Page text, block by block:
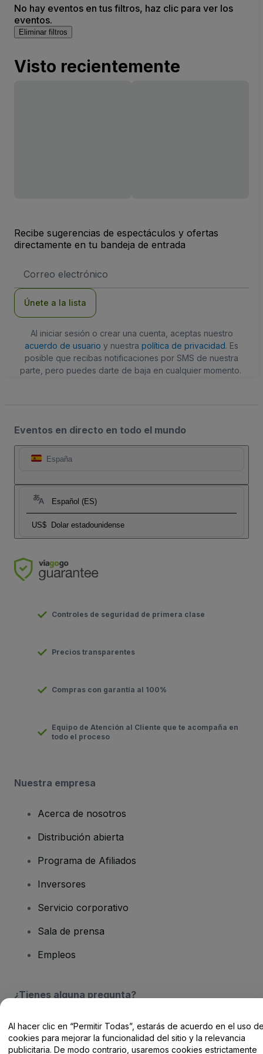
No hay eventos en tus filtros, haz clic para ver los
eventos.
Eliminar filtros
Visto recientemente
Recibe sugerencias de espectáculos y ofertas
directamente en tu bandeja de entrada
de
Únete a la lista
Al iniciar sesión o crear una cuenta, aceptas nuestro
acuerdo de usuario y nuestra política de privacidad. Es
posible que recibas notificaciones por SMS de nuestra
parte, pero puedes darte de baja en cualquier momento.
Eventos en directo en todo el mundo
España
Español (ES)
US$ Dolar estadounidense
Controles de seguridad de primera clase
Precios transparentes
Compras con garantía al 100%
Equipo de Atención al Cliente que te acompaña en
todo el proceso
Nuestra empresa
Acerca de nosotros
Distribución abierta
Programa de Afiliados
Inversores
Servicio corporativo
Sala de prensa
Empleos
¿Tienes alguna pregunta?
Centro de Ayuda / Contacto
Al hacer clic en “Permitir Todas”, estarás de acuerdo en el uso
cookies para mejorar la funcionalidad del sitio y la relevancia
publicitaria. De modo contrario, usaremos cookies estrictamente